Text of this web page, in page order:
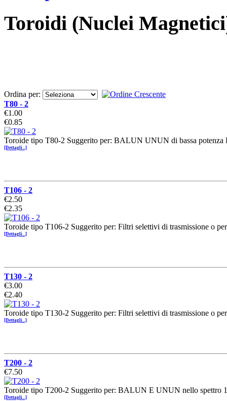
Toroidi (Nuclei
Ordina per:
T80 - 2
€1.00
€0.85
Toroide tipo T80-2 Suggerito per: BALUN UNUN di bassa
[Dettagli...]
T106 - 2
€2.50
€2.35
Toroide tipo T106-2 Suggerito per: Filtri selettivi di trasmissione o
[Dettagli...]
T130 - 2
€3.00
€2.40
Toroide tipo T130-2 Suggerito per: Filtri selettivi di trasmissione o
[Dettagli...]
T200 - 2
€7.50
Toroide tipo T200-2 Suggerito per: BALUN E UNUN nello spettro
[Dettagli...]